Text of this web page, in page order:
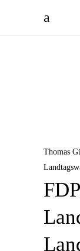
Thomas